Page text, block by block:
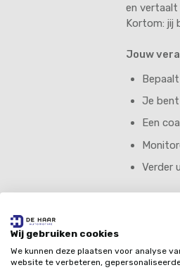
en vertaalt
Kortom: jij
Jouw
Je bent
Een
Verder
We
Wij gebruiken cookies
We kunnen deze plaatsen voor analyse
website te verbeteren,